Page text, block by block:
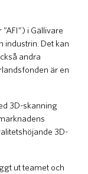
i Gällivare
industrin. Det kan
andra
är en
3D-skanning
3D-
ut teamet och